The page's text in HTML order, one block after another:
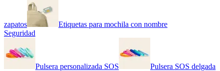
zapatos
Etiquetas para mochila con nombre
Seguridad
Pulsera personalizada SOS Pulsera SOS delgada